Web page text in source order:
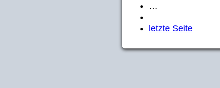
…
letzte Seite